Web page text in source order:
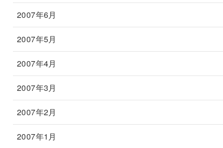
2007年6月
2007年5月
2007年4月
2007年3月
2007年2月
2007年1月